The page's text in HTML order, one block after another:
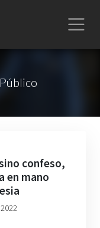
confeso,
en mano